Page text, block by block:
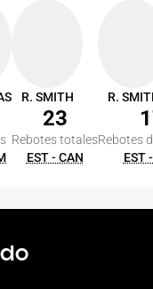
R. SMITH
23
Rebotes totales
EST - CAN
R.
Rebotes
EST